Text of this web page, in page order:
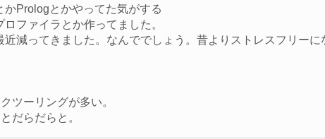
Prologとかやってた気がする
ファイラとか作ってました。
減ってきました。なんででしょう。昔よりストレスフリーに
ツーリングが多い。
だらだらと。